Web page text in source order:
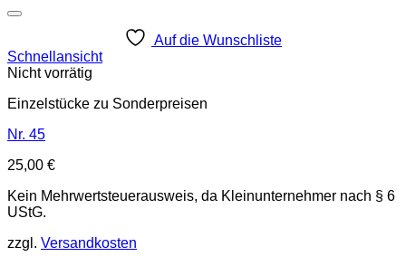
Auf die Wunschliste
Schnellansicht
Nicht vorrätig
Einzelstücke zu Sonderpreisen
Nr. 45
25,00 €
Kein Mehrwertsteuerausweis, da Kleinunternehmer nach § 6
UStG.
zzgl. Versandkosten